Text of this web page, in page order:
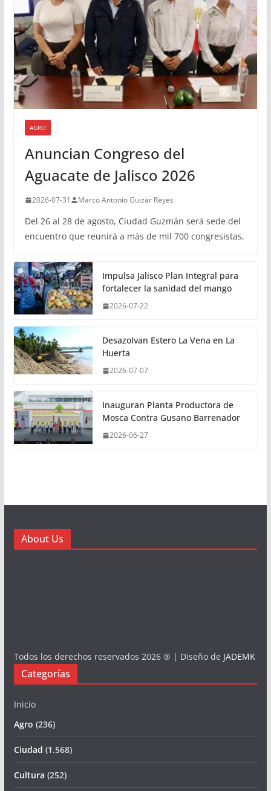
AGRO
Anuncian Congreso del
Aguacate de Jalisco 2026
2026-07-31 Marco Antonio Guizar Reyes
Del 26 al 28 de agosto, Ciudad Guzmán será sede del
encuentro que reunirá a más de mil 700 congresistas,
Impulsa Jalisco Plan Integral para
fortalecer la sanidad del mango
2026-07-22
Desazolvan Estero La Vena en La
Huerta
2026-07-07
Inauguran Planta Productora de
Mosca Contra Gusano Barrenador
2026-06-27
About Us
Todos los derechos reservados 2026 ® | Diseño de JADEMK
Categorías
Inicio
Agro (236)
Ciudad (1.568)
Cultura (252)